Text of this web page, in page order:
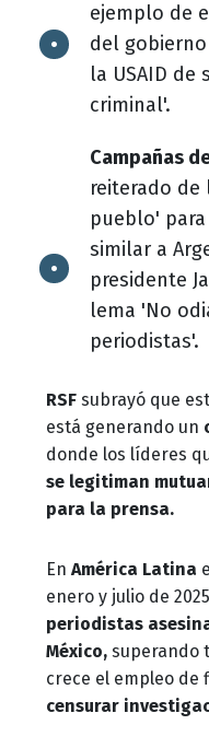
ejemplo de
del
la USAID de
criminal'.
Campañas
reiterado de
pueblo'
similar a
presidente
lema 'No
periodistas'.
RSF subrayó que
está generando un
donde los líderes
se legitiman
para la prensa.
En América Latina
enero y julio de
periodistas
México, superando
crece el empleo de
censurar